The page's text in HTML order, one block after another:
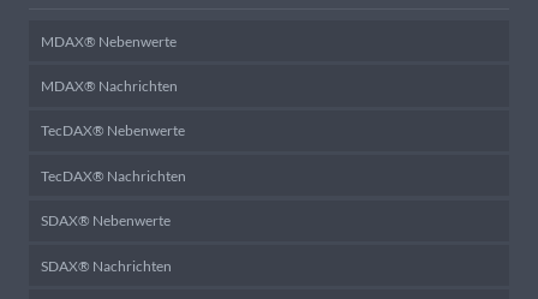
MDAX® Nebenwerte
MDAX® Nachrichten
TecDAX® Nebenwerte
TecDAX® Nachrichten
SDAX® Nebenwerte
SDAX® Nachrichten